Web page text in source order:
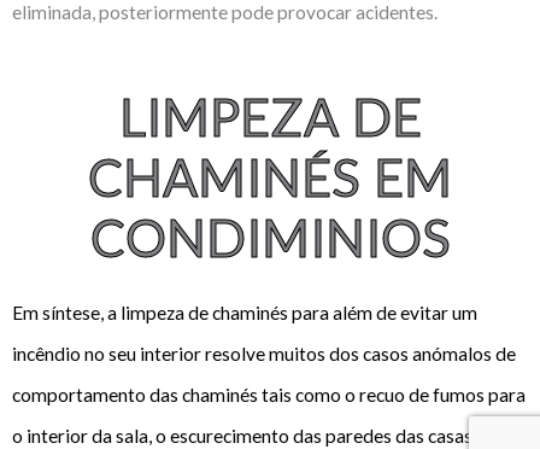
eliminada, posteriormente pode provocar acidentes.
LIMPEZA DE
CHAMINÉS EM
CONDIMINIOS
Em síntese, a limpeza de chaminés para além de evitar um
incêndio no seu interior resolve muitos dos casos anómalos de
comportamento das chaminés tais como o recuo de fumos para
o interior da sala, o escurecimento das paredes das casas e um